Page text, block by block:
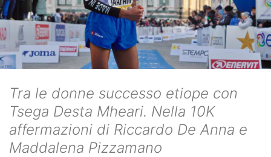
Tra le donne successo etiope con
Tsega Desta Mheari. Nella 10K
affermazioni di Riccardo De Anna e
Maddalena Pizzamano